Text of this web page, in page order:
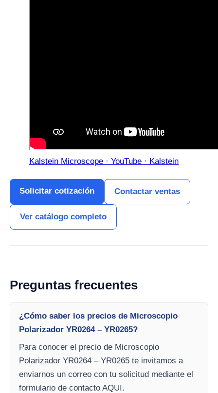
Kalstein Microscope · YouTube · Kalstein
Solicitar cotización Contactar ventas
Ver catálogo completo
Preguntas frecuentes
¿Cómo saber los precios de Microscopio
Polarizador YR0264 – YR0265?
Para conocer el precio de Microscopio
Polarizador YR0264 – YR0265 te invitamos a
enviarnos un correo con tu solicitud mediante el
formulario de contacto AQUI.